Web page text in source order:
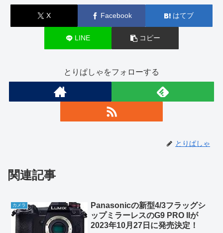
X Facebook はてブ
LINE コピー
とりぱしゃをフォローする
とりぱしゃ
関連記事
カメラ
Panasonicの新型4/3フラッグシ
ップミラーレスのG9 PRO IIが
2023年10月27日に発売決定！